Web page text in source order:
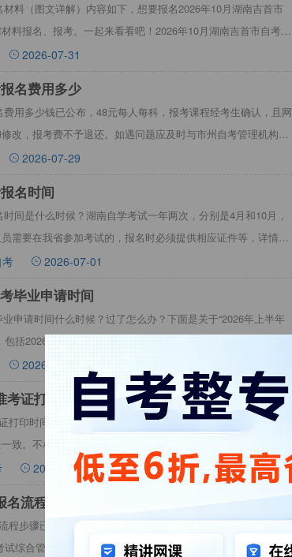
料（图文详解）内容如下，想要报名2026年10月湖南吉首市
料报名、报考。一起来看看吧！2026年10月湖南吉首市自考报
2026-07-31
名费用多少
用多少钱已公布，48元每人每科，报考课程经考生确认，且网
改，报考费不予退还。如遇问题应及时与市州自考管理机构联
2026-07-29
名时间
间是什么时候？湖南自学考试一年两次，分别是4月和10月，
需要在我省参加考试的，报名时必须提供相应证件等，详情见
2026-07-01
毕业申请时间
申请时间什么时候？过了怎么办？下面是关于“2026年上半年
括2026年上半年湖南吉首市自考毕业申请时间过了怎么办
2026-05-12
考证打印时间考前一周内
打印时间考前一周内，考生参加4月湖南自学考试时，所用身份
致。不相符的，须申请修改身份信息。详情见下文：2026年4
2026-03-11
流程步骤
程步骤已公布，想要报名4月湖南吉首市自学考试的考生可在规
试综合管理平台-公共服务门户”（网址：https://nzkks.hneao